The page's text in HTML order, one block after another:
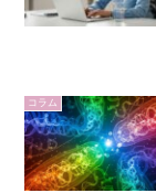
コラム